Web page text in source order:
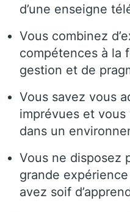
d’une enseigne
Vous combinez
compétences à la
gestion et de
Vous savez vous
imprévues et
dans un
Vous ne disposez
grande
avez soif